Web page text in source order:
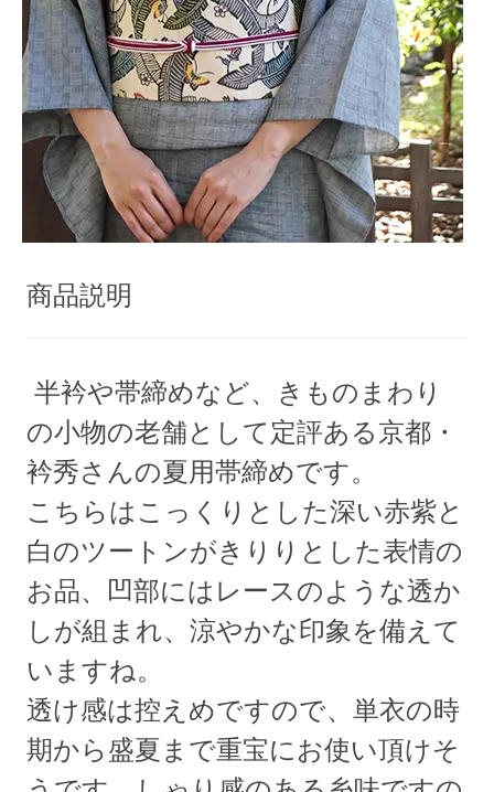
商品説明
半衿や帯締めなど、きものまわり
の小物の老舗として定評ある京都・
衿秀さんの夏用帯締めです。
こちらはこっくりとした深い赤紫と
白のツートンがきりりとした表情の
お品、凹部にはレースのような透か
しが組まれ、涼やかな印象を備えて
いますね。
透け感は控えめですので、単衣の時
期から盛夏まで重宝にお使い頂けそ